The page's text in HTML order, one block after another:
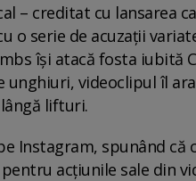
– creditat cu lansarea
o serie de acuzații
își atacă fosta iubită
videoclipul îl
lifturi.
Instagram, spunând că
acțiunile sale din